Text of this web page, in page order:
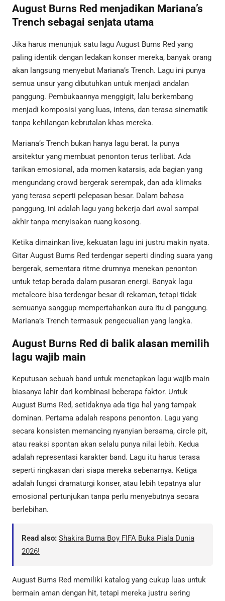
August Burns Red menjadikan Mariana’s
Trench sebagai senjata utama
Jika harus menunjuk satu lagu August Burns Red yang
paling identik dengan ledakan konser mereka, banyak orang
akan langsung menyebut Mariana’s Trench. Lagu ini punya
semua unsur yang dibutuhkan untuk menjadi andalan
panggung. Pembukaannya menggigit, lalu berkembang
menjadi komposisi yang luas, intens, dan terasa sinematik
tanpa kehilangan kebrutalan khas mereka.
Mariana’s Trench bukan hanya lagu berat. Ia punya
arsitektur yang membuat penonton terus terlibat. Ada
tarikan emosional, ada momen katarsis, ada bagian yang
mengundang crowd bergerak serempak, dan ada klimaks
yang terasa seperti pelepasan besar. Dalam bahasa
panggung, ini adalah lagu yang bekerja dari awal sampai
akhir tanpa menyisakan ruang kosong.
Ketika dimainkan live, kekuatan lagu ini justru makin nyata.
Gitar August Burns Red terdengar seperti dinding suara yang
bergerak, sementara ritme drumnya menekan penonton
untuk tetap berada dalam pusaran energi. Banyak lagu
metalcore bisa terdengar besar di rekaman, tetapi tidak
semuanya sanggup mempertahankan aura itu di panggung.
Mariana’s Trench termasuk pengecualian yang langka.
August Burns Red di balik alasan memilih
lagu wajib main
Keputusan sebuah band untuk menetapkan lagu wajib main
biasanya lahir dari kombinasi beberapa faktor. Untuk
August Burns Red, setidaknya ada tiga hal yang tampak
dominan. Pertama adalah respons penonton. Lagu yang
secara konsisten memancing nyanyian bersama, circle pit,
atau reaksi spontan akan selalu punya nilai lebih. Kedua
adalah representasi karakter band. Lagu itu harus terasa
seperti ringkasan dari siapa mereka sebenarnya. Ketiga
adalah fungsi dramaturgi konser, atau lebih tepatnya alur
emosional pertunjukan tanpa perlu menyebutnya secara
berlebihan.
Read also: Shakira Burna Boy FIFA Buka Piala Dunia
2026!
August Burns Red memiliki katalog yang cukup luas untuk
bermain aman dengan hit, tetapi mereka justru sering